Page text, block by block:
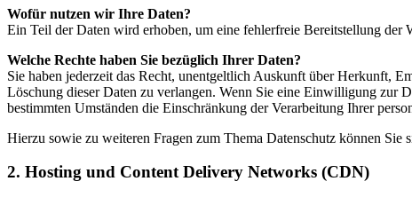
Wofür nutzen wir Ihre Daten?
Ein Teil der Daten wird erhoben, um eine fehlerfreie Bereitstellung der
Welche Rechte haben Sie bezüglich Ihrer Daten?
Sie haben jederzeit das Recht, unentgeltlich Auskunft über Herkunft,
Löschung dieser Daten zu verlangen. Wenn Sie eine Einwilligung zur
bestimmten Umständen die Einschränkung der Verarbeitung Ihrer
Hierzu sowie zu weiteren Fragen zum Thema Datenschutz können Sie
2. Hosting und Content Delivery Networks (CDN)